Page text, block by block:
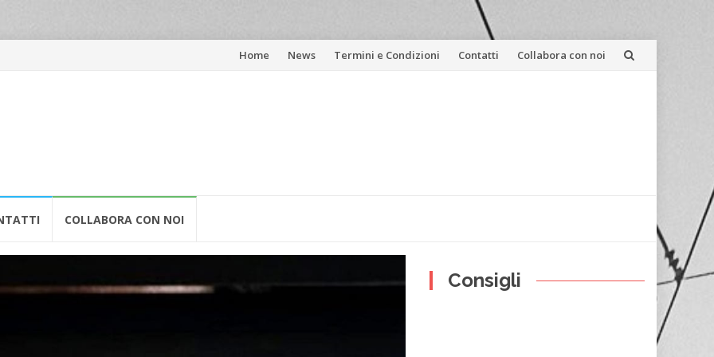
Skip
Home News Termini e Condizioni Contatti Collabora con noi
COLLABORA CON NOI
Consigli